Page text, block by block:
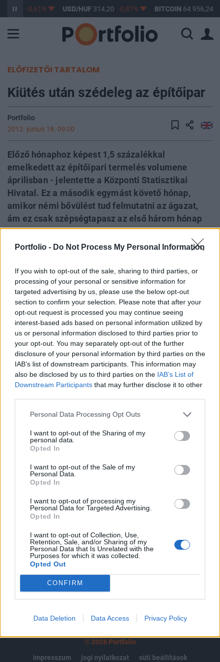
Portfolio - Do Not Process My Personal Information
If you wish to opt-out of the sale, sharing to third parties, or
processing of your personal or sensitive information for
targeted advertising by us, please use the below opt-out
section to confirm your selection. Please note that after your
opt-out request is processed you may continue seeing
interest-based ads based on personal information utilized by
us or personal information disclosed to third parties prior to
your opt-out. You may separately opt-out of the further
disclosure of your personal information by third parties on the
IAB’s list of downstream participants. This information may
also be disclosed by us to third parties on the IAB’s List of
Downstream Participants that may further disclose it to other
Personal Data Processing Opt Outs
I want to opt-out of the Sharing of my
personal data.
Opted In
I want to opt-out of the Sale of my
Personal Data.
Opted In
I want to opt-out of processing my
Personal Data for Targeted Advertising.
Opted In
I want to opt-out of Collection, Use,
Retention, Sale, and/or Sharing of my
Personal Data that Is Unrelated with the
Purposes for which it was collected.
Opted Out
CONFIRM
Data Deletion Data Access Privacy Policy
363,17 -0,61% USD/HUF 314,20 -0,87% BITCOIN 64 956,24
ELŐFIZETŐI TARTALOM
Kiütés után szédeleg az építőipar
Portfolio
2012. június 18. 09:00
Előző hónaphoz képest 1,5 százalékkal
emelkedett az építőipari termelés volumene
áprilisban - jelentette a Központi Statisztikai
Hivatal. Ez a második egymást követő hónap,
amikor némi bővülést tud felmutatni az ágazat,
ám ez csak szépségtapasz az első három hónap
K.O.-ja után. A 13 éves mélypontján lévő építőipar
nagy értékű szerződéseket kötött áprilisban, ám
elegendők a talpra álláshoz: a teljes
szerződésállomány így is nagyon mélyen van.
Áprilisban az építőipari termelés volumene kiigazítatlan
adatok szerint és munkanaptényezővel kiigazítva is 4,8%-
kal maradt el az egy évvel korábbitól. Szezonálisan
kiigazítva a termelés az előző havinál 1,5%-kal magasabb
volt. Az év első harmadában a termelés 9,3%-kal esett
vissza 2011 azonos időszakához képest.Áprilisban
mindkét építményfőcsoport termelése csökkent:...
tartozik, melynek olvasása előfizetéses
regisztrációhoz kötött.
Az előfizetés a következőket tartalmazza:
Portfolio.hu teljes cikkarchívum
kötéslistái
MÁR ELŐFIZETŐNK VAGY?
© 2026 Portfolio
impresszum
jogi nyilatkozat süti beállítások